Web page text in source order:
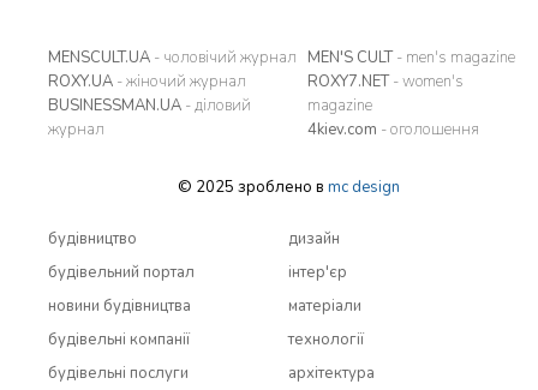
MENSCULT.UA - чоловічий журнал
ROXY.UA - жіночий журнал
BUSINESSMAN.UA - діловий
журнал
MEN'S CULT- men's magazine
ROXY7.NET- women's
magazine
4kiev.com - оголошення
© 2025 зроблено в mc design
будівництво
будівельний портал
новини будівництва
будівельні компанії
будівельні послуги
дизайн
інтер'єр
матеріали
технології
архітектура